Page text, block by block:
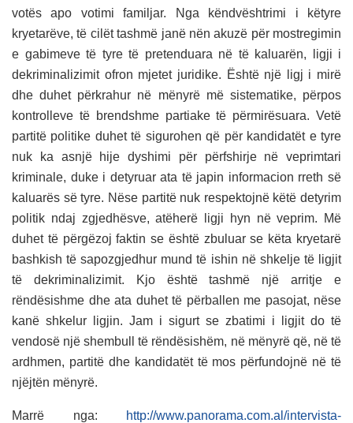
votës apo votimi familjar. Nga këndvështrimi i këtyre
kryetarëve, të cilët tashmë janë nën akuzë për mostregimin
e gabimeve të tyre të pretenduara në të kaluarën, ligji i
dekriminalizimit ofron mjetet juridike. Është një ligj i mirë
dhe duhet përkrahur në mënyrë më sistematike, përpos
kontrolleve të brendshme partiake të përmirësuara. Vetë
partitë politike duhet të sigurohen që për kandidatët e tyre
nuk ka asnjë hije dyshimi për përfshirje në veprimtari
kriminale, duke i detyruar ata të japin informacion rreth së
kaluarës së tyre. Nëse partitë nuk respektojnë këtë detyrim
politik ndaj zgjedhësve, atëherë ligji hyn në veprim. Më
duhet të përgëzoj faktin se është zbuluar se këta kryetarë
bashkish të sapozgjedhur mund të ishin në shkelje të ligjit
të dekriminalizimit. Kjo është tashmë një arritje e
rëndësishme dhe ata duhet të përballen me pasojat, nëse
kanë shkelur ligjin. Jam i sigurt se zbatimi i ligjit do të
vendosë një shembull të rëndësishëm, në mënyrë që, në të
ardhmen, partitë dhe kandidatët të mos përfundojnë në të
njëjtën mënyrë.
Marrë nga:
http://www.panorama.com.al/intervista-